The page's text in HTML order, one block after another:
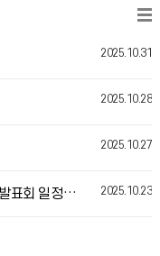
2025.10.31
2025.10.28
2025.10.27
제14대 한경국립대 교수회장 선거 정견소견발표회 일정 안내 2025.10.23